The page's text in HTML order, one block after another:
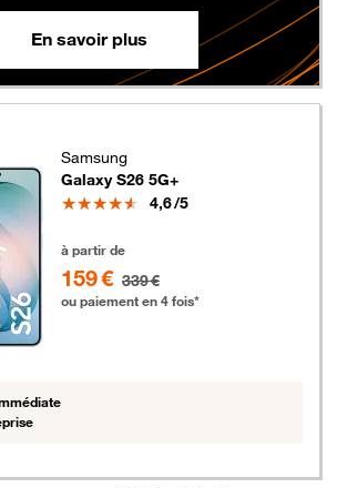
En savoir plus
disponibles non sélectionnables
Samsung
Galaxy S26 5G+
Note
4,6/5
à partir de
159 € 339 €
ou paiement en 4 fois*